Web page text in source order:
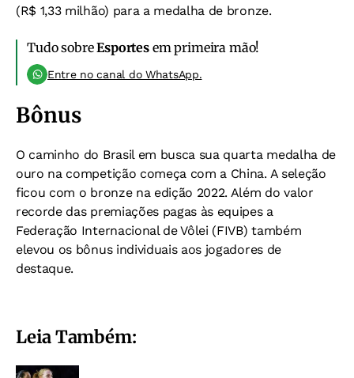
(R$ 1,33 milhão) para a medalha de bronze.
Tudo sobreEsportesem primeira mão!
Entre no canal do WhatsApp.
Bônus
O caminho do Brasil em busca sua quarta medalha de
ouro na competição começa com a China. A seleção
ficou com o bronze na edição 2022. Além do valor
recorde das premiações pagas às equipes a
Federação Internacional de Vôlei (FIVB) também
elevou os bônus individuais aos jogadores de
destaque.
Leia Também: